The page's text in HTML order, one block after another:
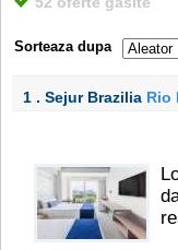
Sorteaza dupa
1 . Sejur Brazilia Rio